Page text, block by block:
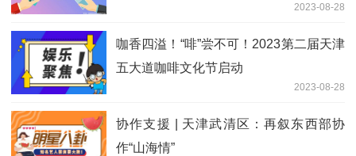
2023-08-28
咖香四溢！“啡”尝不可！2023第二届天津
五大道咖啡文化节启动
2023-08-28
协作支援 | 天津武清区：再叙东西部协
作“山海情”